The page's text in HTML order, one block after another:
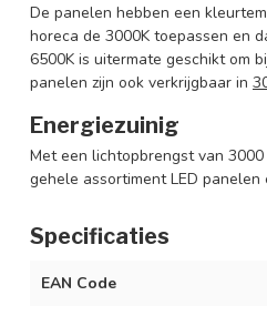
De panelen hebben een
horeca de 3000K toepassen en
6500K is uitermate geschikt om
panelen zijn ook verkrijgbaar in
Energiezuinig
Met een lichtopbrengst van
gehele assortiment LED
Specificaties
EAN Code